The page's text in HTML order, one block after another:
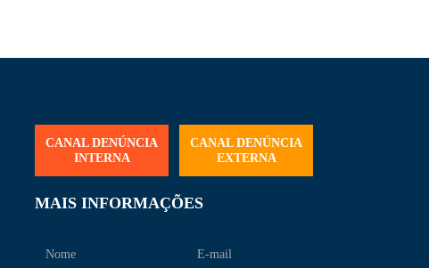
CANAL DENÚNCIA
INTERNA
CANAL DENÚNCIA
EXTERNA
MAIS INFORMAÇÕES